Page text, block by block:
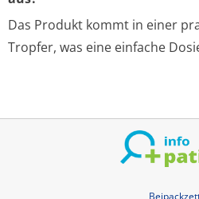
Das Produkt kommt in einer
Tropfer, was eine einfache